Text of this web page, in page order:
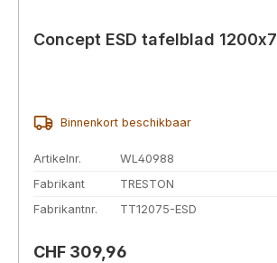
Concept ESD tafelblad
Binnenkort beschikbaar
Artikelnr.
WL40988
Fabrikant
TRESTON
Fabrikantnr.
TT12075-ESD
Normale prijs:
CHF 309,96